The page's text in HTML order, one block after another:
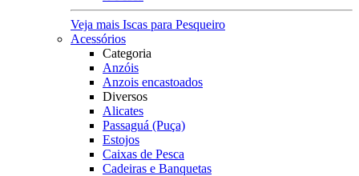
Veja mais Iscas para Pesqueiro
Acessórios
Categoria
Anzóis
Anzois encastoados
Diversos
Alicates
Passaguá (Puça)
Estojos
Caixas de Pesca
Cadeiras e Banquetas